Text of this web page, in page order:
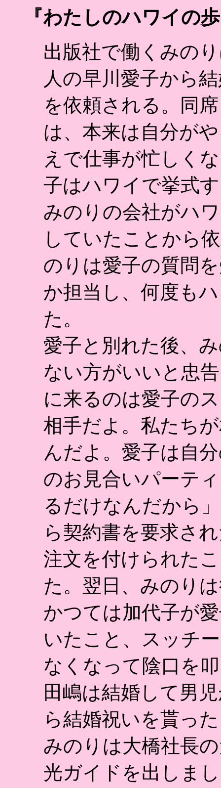
『わたしのハワイの
出版社で働くみの
人の早川愛子から
を依頼される。同
は、本来は自分が
えで仕事が忙しく
子はハワイで挙式
みのりの会社がハ
していたことから
のりは愛子の質問
か担当し、何度も
た。
愛子と別れた後、
ない方がいいと忠
に来るのは愛子の
相手だよ。私たち
んだよ。愛子は自
のお見合いパーテ
るだけなんだから
ら契約書を要求さ
注文を付けられた
た。翌日、みのり
かつては加代子が
いたこと、スッチ
なくなって陰口を
田嶋は結婚して男
ら結婚祝いを貰っ
みのりは大橋社長
光ガイドを出しま